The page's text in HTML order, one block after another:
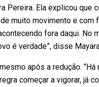
Pereira. Ela explicou que
muito movimento e com
fora daqui. No
é verdade”, disse
após a redução. “Há
começar a vigorar, já